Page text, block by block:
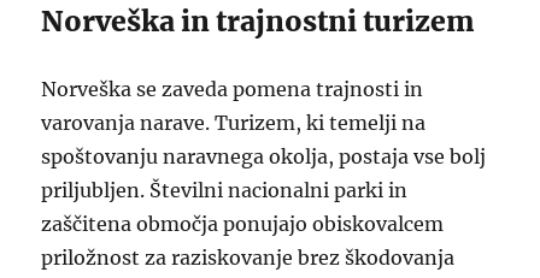
Norveška in trajnostni turizem
Norveška se zaveda pomena trajnosti in
varovanja narave. Turizem, ki temelji na
spoštovanju naravnega okolja, postaja vse bolj
priljubljen. Številni nacionalni parki in
zaščitena območja ponujajo obiskovalcem
priložnost za raziskovanje brez škodovanja